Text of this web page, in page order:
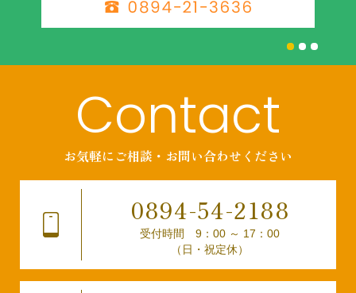
Contact
お気軽にご相談・お問い合わせください
0894-54-2188
受付時間 9：00 ～ 17：00
（日・祝定休）